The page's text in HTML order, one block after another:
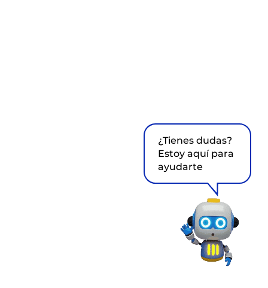
¿Tienes dudas?
Estoy aquí para
ayudarte